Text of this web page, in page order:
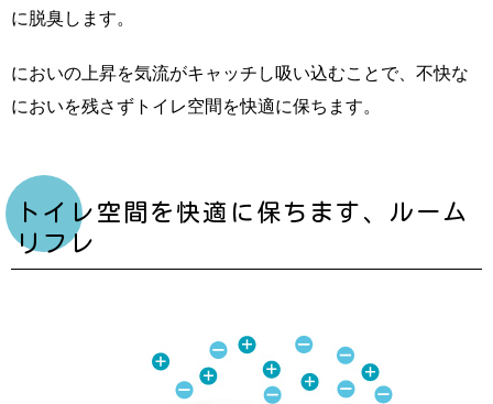
に脱臭します。
においの上昇を気流がキャッチし吸い込むことで、不快な
においを残さずトイレ空間を快適に保ちます。
トイレ空間を快適に保ちます、ルーム
リフレ